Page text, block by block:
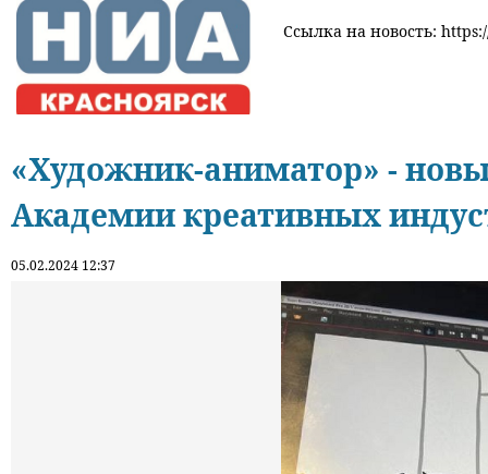
Ссылка на новость:
«Художник-аниматор» -
Академии креативных
05.02.2024 12:37